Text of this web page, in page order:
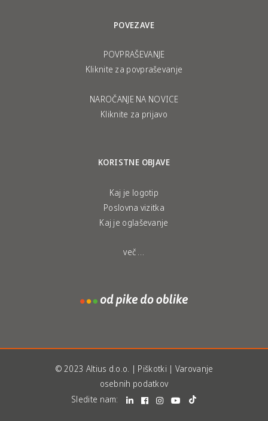
POVEZAVE
POVPRAŠEVANJE
Kliknite za povpraševanje
NAROČANJE NA NOVICE
Kliknite za prijavo
KORISTNE OBJAVE
Kaj je logotip
Poslovna vizitka
Kaj je oglaševanje
več …
© 2023 Altius d.o.o. | Piškotki | Varovanje
osebnih podatkov
Sledite nam: